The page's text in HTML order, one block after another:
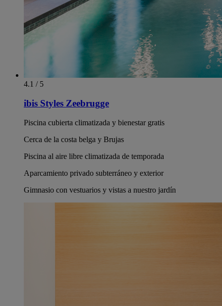
4.1 / 5
ibis Styles Zeebrugge
Piscina cubierta climatizada y bienestar gratis
Cerca de la costa belga y Brujas
Piscina al aire libre climatizada de temporada
Aparcamiento privado subterráneo y exterior
Gimnasio con vestuarios y vistas a nuestro jardín